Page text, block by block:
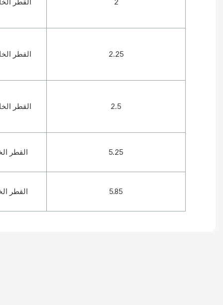
القطر الخارجي 38/4 2
القطر الخارجي 38/4 2.25
القطر الخارجي 38/4 2.5
القطر الخارجي 5.25
القطر الخارجي 5.85